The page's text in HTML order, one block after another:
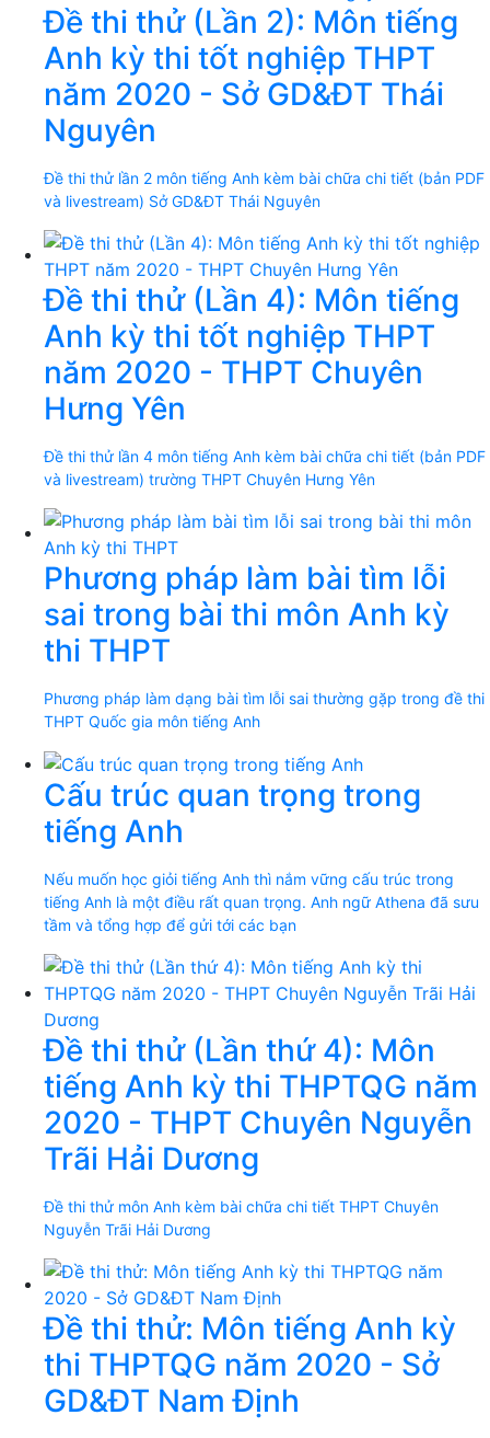
Đề thi thử (Lần 2): Môn tiếng
Anh kỳ thi tốt nghiệp THPT
năm 2020 - Sở GD&ĐT Thái
Nguyên
Đề thi thử lần 2 môn tiếng Anh kèm bài chữa chi tiết (bản PDF
và livestream) Sở GD&ĐT Thái Nguyên
Đề thi thử (Lần 4): Môn tiếng
Anh kỳ thi tốt nghiệp THPT
năm 2020 - THPT Chuyên
Hưng Yên
Đề thi thử lần 4 môn tiếng Anh kèm bài chữa chi tiết (bản PDF
và livestream) trường THPT Chuyên Hưng Yên
Phương pháp làm bài tìm lỗi
sai trong bài thi môn Anh kỳ
thi THPT
Phương pháp làm dạng bài tìm lỗi sai thường gặp trong đề thi
THPT Quốc gia môn tiếng Anh
Cấu trúc quan trọng trong
tiếng Anh
Nếu muốn học giỏi tiếng Anh thì nắm vững cấu trúc trong
tiếng Anh là một điều rất quan trọng. Anh ngữ Athena đã sưu
tầm và tổng hợp để gửi tới các bạn
Đề thi thử (Lần thứ 4): Môn
tiếng Anh kỳ thi THPTQG năm
2020 - THPT Chuyên Nguyễn
Trãi Hải Dương
Đề thi thử môn Anh kèm bài chữa chi tiết THPT Chuyên
Nguyễn Trãi Hải Dương
Đề thi thử: Môn tiếng Anh kỳ
thi THPTQG năm 2020 - Sở
GD&ĐT Nam Định